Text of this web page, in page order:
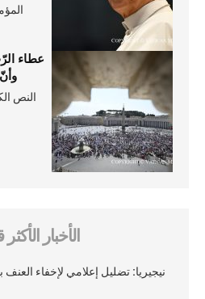
عطاء
النص
الأخبار
نيجيريا: تضليل إعلامي لإخفاء